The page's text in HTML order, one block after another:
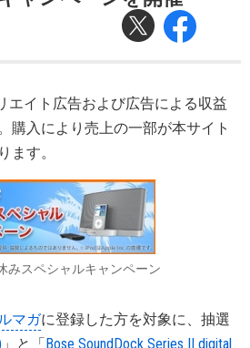
エイト広告および広告による収益
購入により売上の一部が本サイト
ます。
みスペシャルキャンペーン
マガに登録した方を対象に、抽選
」と「Bose SoundDock Series II digital